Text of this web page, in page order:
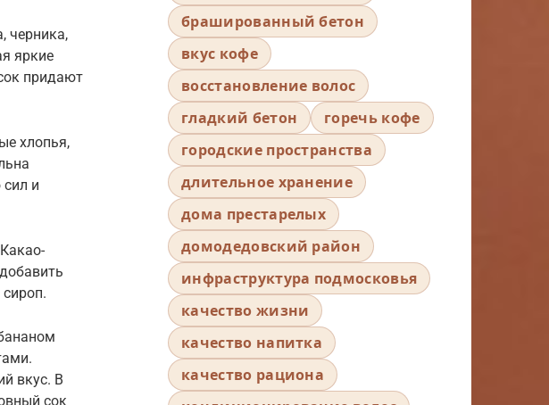
черника,
яркие
придают
хлопья,
и
вкус. В
сок
брашированный бетон
вкус кофе
восстановление волос
гладкий бетон
горечь кофе
городские пространства
длительное хранение
дома престарелых
домодедовский район
инфраструктура подмосковья
качество жизни
качество напитка
качество рациона